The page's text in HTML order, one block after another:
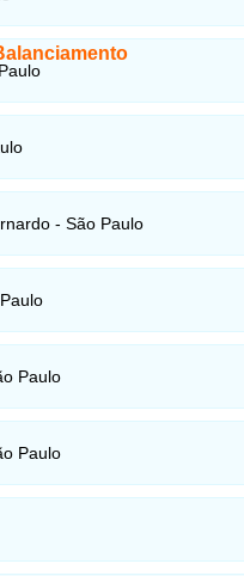
- São Paulo
Paulo
Paulo